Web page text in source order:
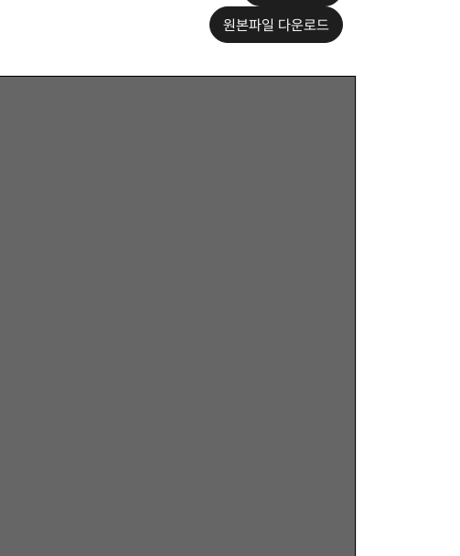
원본파일 다운로드